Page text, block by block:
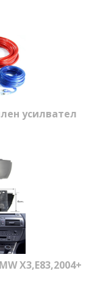
усилвател
X3,E83,2004+